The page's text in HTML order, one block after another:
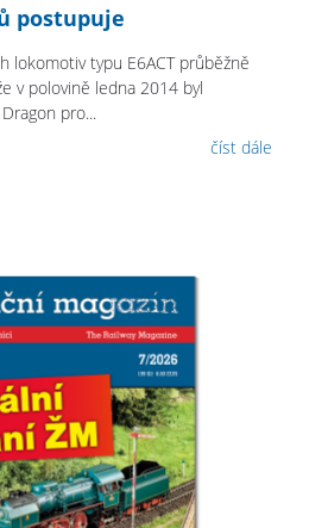
postupuje
lokomotiv typu E6ACT průběžně
v polovině ledna 2014 byl
pro...
číst dále